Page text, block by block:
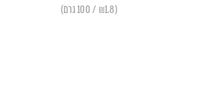
(₪1.8 / 100 גרם)